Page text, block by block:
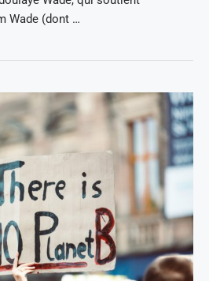
Wade (dont …